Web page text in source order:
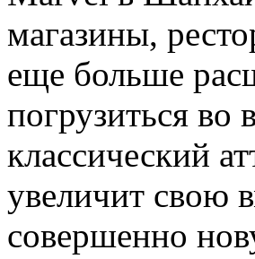
магазины,
еще больше
погрузиться во
классический
увеличит свою
совершенно